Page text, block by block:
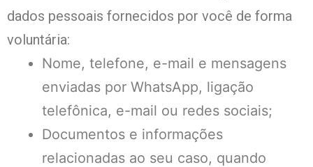
dados pessoais fornecidos por você de forma
voluntária:
Nome, telefone, e-mail e mensagens
enviadas por WhatsApp, ligação
telefônica, e-mail ou redes sociais;
Documentos e informações
relacionadas ao seu caso, quando